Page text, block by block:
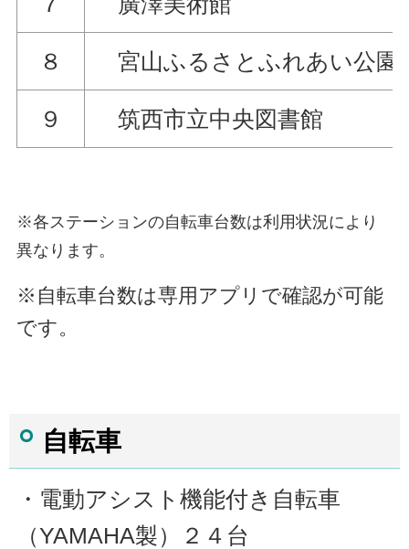
８ 宮山ふるさとふれあい公園
９ 筑西市立中央図書館
※各ステーションの自転車台数は利用状況により
異なります。
※自転車台数は専用アプリで確認が可能
です。
自転車
・電動アシスト機能付き自転車
（YAMAHA製）２４台